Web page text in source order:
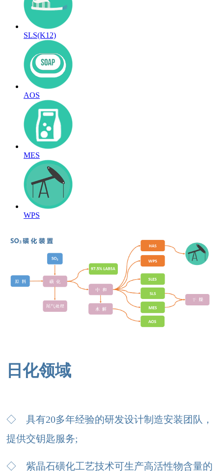
SLS(K12)
AOS
MES
WPS
日化领域
◇ 具有20多年经验的研发设计制造安装团队，
提供交钥匙服务;
◇ 紫晶石磺化工艺技术可生产高活性物含量的